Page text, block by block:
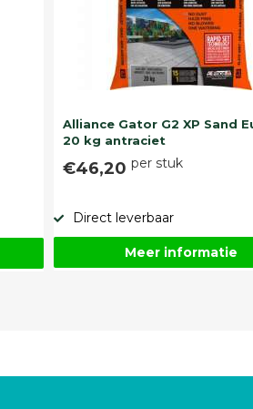
Alliance Gator G2 XP Sand
20 kg antraciet
€46,20 per stuk
Direct leverbaar
Meer informatie